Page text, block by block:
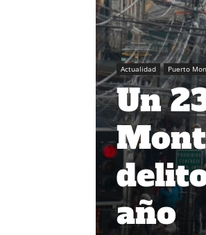
Actualidad Puerto
Un
año